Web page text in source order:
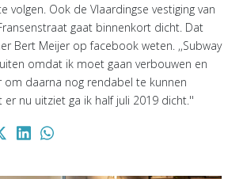
volgen. Ook de Vlaardingse vestiging van
gaat binnenkort dicht. Dat
Bert Meijer op facebook weten. ,,Subway
omdat ik moet gaan verbouwen en
om daarna nog rendabel te kunnen
er nu uitziet ga ik half juli 2019 dicht.''